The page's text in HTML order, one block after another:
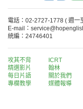
電話：02-2727-1778 ( 週一
E-mail：
統編：24746401
攻其不背
精選影片
每日片語
專欄教學
ICRT
翰林
關於我們
媒體報導